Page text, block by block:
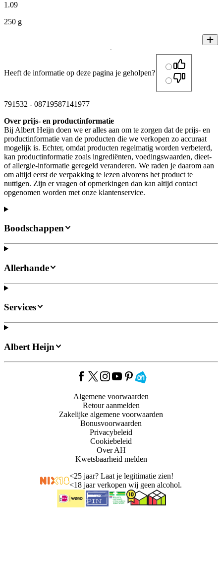
1 .09
250 g
Heeft de informatie op deze pagina je geholpen?
791532 - 08719587141977
Over prijs- en productinformatie
Bij Albert Heijn doen we er alles aan om te zorgen dat de prijs- en
productinformatie van de producten die we verkopen zo accuraat
mogelijk is. Echter, omdat producten regelmatig worden verbeterd,
kan productinformatie zoals ingrediënten, voedingswaarden, dieet-
of allergie-informatie geregeld veranderen. We raden je daarom aan
om altijd eerst de verpakking te lezen alvorens het product te
nuttigen. Zijn er vragen of opmerkingen dan kan altijd contact
opgenomen worden met onze klantenservice.
Boodschappen
Allerhande
Services
Albert Heijn
Algemene voorwaarden
Retour aanmelden
Zakelijke algemene voorwaarden
Bonusvoorwaarden
Privacybeleid
Cookiebeleid
Over AH
Kwetsbaarheid melden
<25 jaar? Laat je legitimatie zien!
<18 jaar verkopen wij geen alcohol.